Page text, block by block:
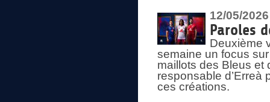
12/05/2026
Paroles
Deuxième
semaine un focus
maillots des Bleus et
responsable d’Erreà
ces créations.